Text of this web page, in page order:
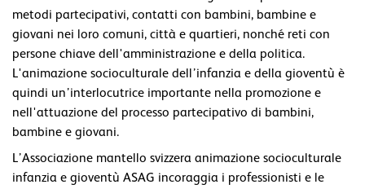
metodi partecipativi, contatti con bambini, bambine e
giovani nei loro comuni, città e quartieri, nonché reti con
persone chiave dell'amministrazione e della politica.
L'animazione socioculturale dell’infanzia e della gioventù è
quindi un’interlocutrice importante nella promozione e
nell'attuazione del processo partecipativo di bambini,
bambine e giovani.
L’Associazione mantello svizzera animazione socioculturale
infanzia e gioventù ASAG incoraggia i professionisti e le